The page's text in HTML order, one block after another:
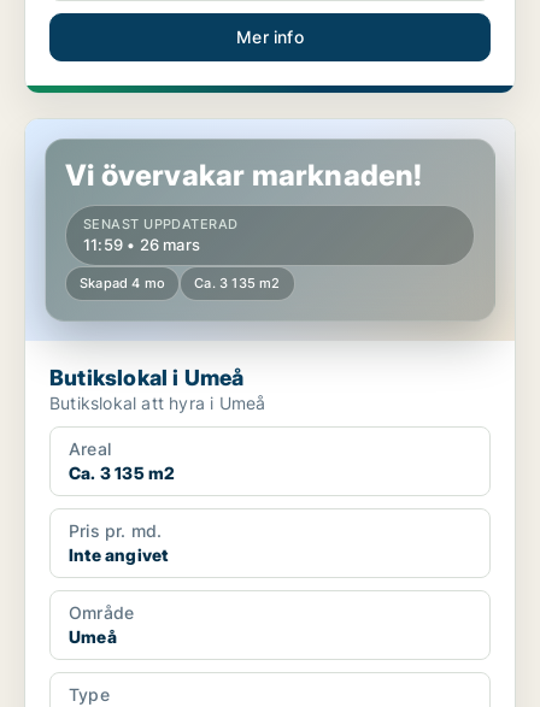
Mer info
Butikslokal i Umeå
Vi övervakar marknaden!
SENAST UPPDATERAD
11:59 • 26 mars
Skapad 4 mo Ca. 3 135 m2
Butikslokal i Umeå
Butikslokal att hyra i Umeå
Areal
Ca. 3 135 m2
Pris pr. md.
Inte angivet
Område
Umeå
Type